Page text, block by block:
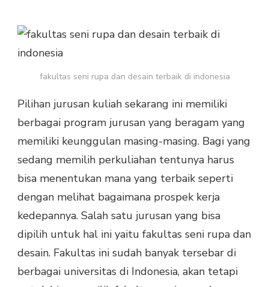
FAKULTAS
DAN
TERBAIK
INDONESIA
fakultas seni rupa dan desain terbaik di indonesia
Pilihan jurusan kuliah sekarang ini memiliki
berbagai program jurusan yang beragam yang
memiliki keunggulan masing-masing. Bagi yang
sedang memilih perkuliahan tentunya harus
bisa menentukan mana yang terbaik seperti
dengan melihat bagaimana prospek kerja
kedepannya. Salah satu jurusan yang bisa
dipilih untuk hal ini yaitu fakultas seni rupa dan
desain. Fakultas ini sudah banyak tersebar di
berbagai universitas di Indonesia, akan tetapi